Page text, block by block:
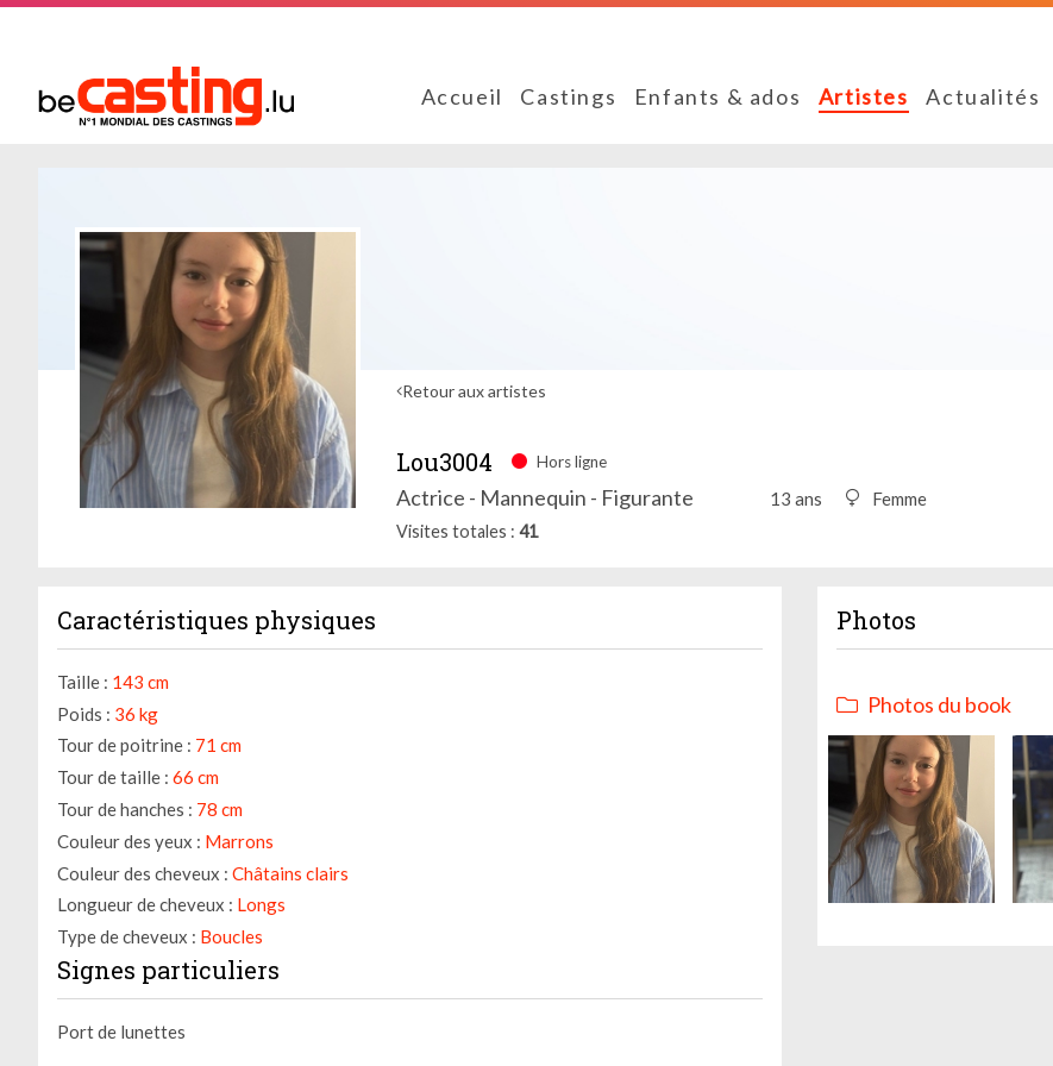
Accueil Castings Enfants & ados Artistes Actualités
Retour aux artistes
Lou3004 Hors ligne
Actrice - Mannequin - Figurante 13 ans Femme
Visites totales 41
Caractéristiques physiques
Taille : 143 cm
Poids : 36 kg
Tour de poitrine : 71 cm
Tour de taille : 66 cm
Tour de hanches : 78 cm
Couleur des yeux : Marrons
Couleur des cheveux : Châtains clairs
Longueur de cheveux : Longs
Type de cheveux : Boucles
Signes particuliers
Port de lunettes
Photos
Photos du book